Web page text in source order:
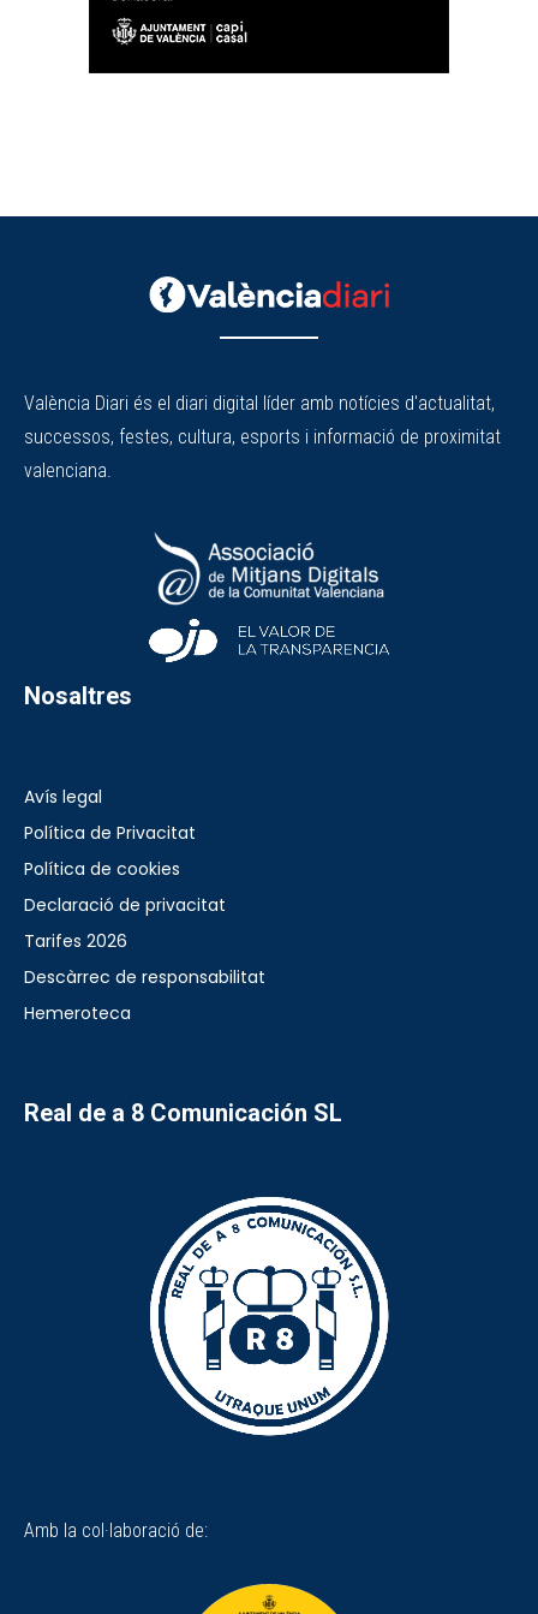
València Diari és el diari digital líder amb notícies d'actualitat,
successos, festes, cultura, esports i informació de proximitat
valenciana.
Nosaltres
Avís legal
Política de Privacitat
Política de cookies
Declaració de privacitat
Tarifes 2026
Descàrrec de responsabilitat
Hemeroteca
Real de a 8 Comunicación SL
Amb la col·laboració de: